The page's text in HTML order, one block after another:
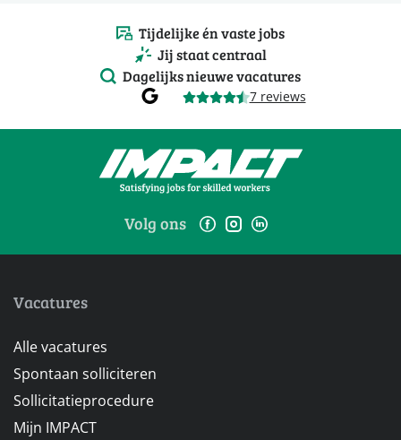
Tijdelijke én vaste jobs
Jij staat centraal
Dagelijks nieuwe vacatures
7 reviews
Volg ons
Vacatures
Alle vacatures
Spontaan solliciteren
Sollicitatieprocedure
Mijn IMPACT